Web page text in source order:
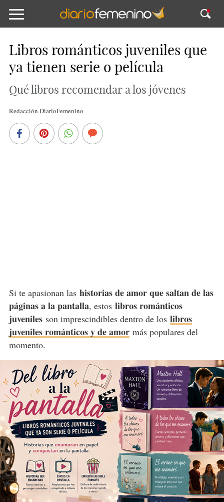
Libros románticos juveniles que
ya tienen serie o película
Qué libros recomendar a los jóvenes
Redacción DiarioFemenino
Si te apasionan las historias de amor que saltan de las
páginas a la pantalla, estos libros románticos
juvenilesson imprescindibles dentro de los libros
juveniles románticos y de amormás populares del
momento.